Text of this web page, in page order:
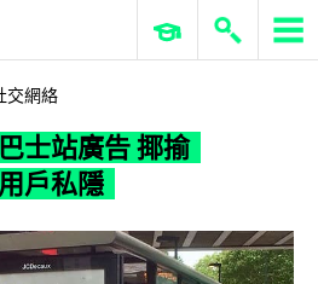
ERP 與商業 AI
交網絡
士站廣告 揶揄
戶私隱